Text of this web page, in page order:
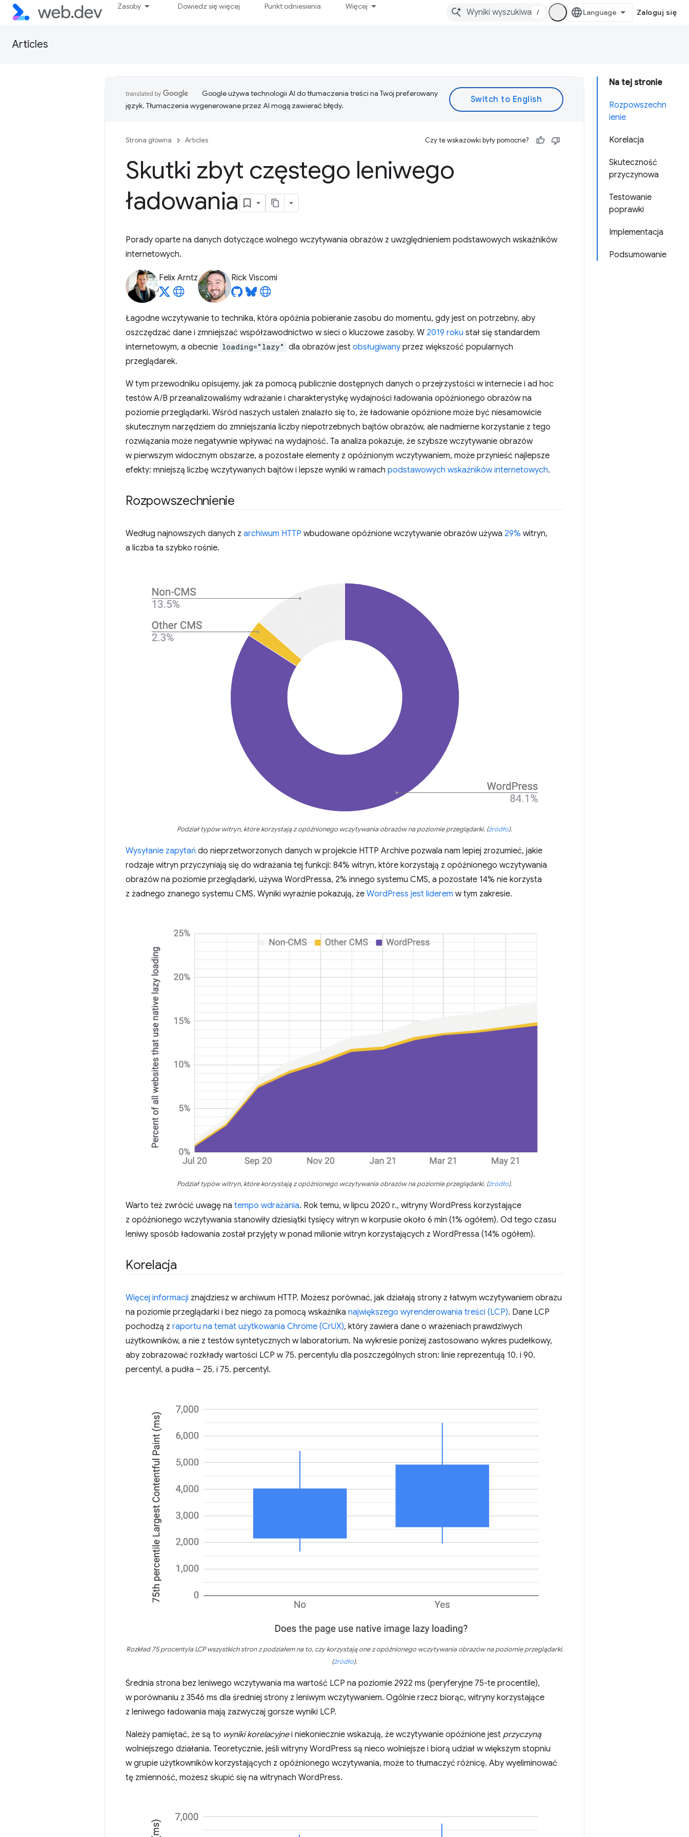
Zasoby Dowiedz się więcej Punkt odniesienia Więcej
/ Zaloguj się
Articles
Na tej stronie
Rozpowszechn
ienie
Korelacja
Skuteczność
przyczynowa
Testowanie
poprawki
Implementacja
Podsumowanie
Google używa technologii AI do tłumaczenia treści na Twój preferowany
język. Tłumaczenia wygenerowane przez AI mogą zawierać błędy.
Strona główna Articles Czy te wskazówki były pomocne?
Skutki zbyt częstego leniwego
ładowania
Porady oparte na danych dotyczące wolnego wczytywania obrazów z uwzględnieniem podstawowych wskaźników
internetowych.
Felix Arntz Rick Viscomi
Łagodne wczytywanie to technika, która opóźnia pobieranie zasobu do momentu, gdy jest on potrzebny, aby
oszczędzać dane i zmniejszać współzawodnictwo w sieci o kluczowe zasoby. W 2019 roku stał się standardem
internetowym, a obecnie loading="lazy" dla obrazów jest obsługiwany przez większość popularnych
przeglądarek.
W tym przewodniku opisujemy, jak za pomocą publicznie dostępnych danych o przejrzystości w internecie i ad hoc
testów A/B przeanalizowaliśmy wdrażanie i charakterystykę wydajności ładowania opóźnionego obrazów na
poziomie przeglądarki. Wśród naszych ustaleń znalazło się to, że ładowanie opóźnione może być niesamowicie
skutecznym narzędziem do zmniejszania liczby niepotrzebnych bajtów obrazów, ale nadmierne korzystanie z tego
rozwiązania może negatywnie wpływać na wydajność. Ta analiza pokazuje, że szybsze wczytywanie obrazów
w pierwszym widocznym obszarze, a pozostałe elementy z opóźnionym wczytywaniem, może przynieść najlepsze
efekty: mniejszą liczbę wczytywanych bajtów i lepsze wyniki w ramach podstawowych wskaźników internetowych.
Rozpowszechnienie
Według najnowszych danych z archiwum HTTP wbudowane opóźnione wczytywanie obrazów używa 29% witryn,
a liczba ta szybko rośnie.
Podział typów witryn, które korzystają z opóźnionego wczytywania obrazów na poziomie przeglądarki. (źródło).
Wysyłanie zapytań do nieprzetworzonych danych w projekcie HTTP Archive pozwala nam lepiej zrozumieć, jakie
rodzaje witryn przyczyniają się do wdrażania tej funkcji: 84% witryn, które korzystają z opóźnionego wczytywania
obrazów na poziomie przeglądarki, używa WordPressa, 2% innego systemu CMS, a pozostałe 14% nie korzysta
z żadnego znanego systemu CMS. Wyniki wyraźnie pokazują, że WordPress jest liderem w tym zakresie.
Podział typów witryn, które korzystają z opóźnionego wczytywania obrazów na poziomie przeglądarki. (źródło).
Warto też zwrócić uwagę na tempo wdrażania. Rok temu, w lipcu 2020 r., witryny WordPress korzystające
z opóźnionego wczytywania stanowiły dziesiątki tysięcy witryn w korpusie około 6 mln (1% ogółem). Od tego czasu
leniwy sposób ładowania został przyjęty w ponad milionie witryn korzystających z WordPressa (14% ogółem).
Korelacja
Więcej informacji znajdziesz w archiwum HTTP. Możesz porównać, jak działają strony z łatwym wczytywaniem obrazu
na poziomie przeglądarki i bez niego za pomocą wskaźnika największego wyrenderowania treści (LCP). Dane LCP
pochodzą z raportu na temat użytkowania Chrome (CrUX), który zawiera dane o wrażeniach prawdziwych
użytkowników, a nie z testów syntetycznych w laboratorium. Na wykresie poniżej zastosowano wykres pudełkowy,
aby zobrazować rozkłady wartości LCP w 75. percentylu dla poszczególnych stron: linie reprezentują 10. i 90.
percentyl, a pudła – 25. i 75. percentyl.
Rozkład 75 procentyla LCP wszystkich stron z podziałem na to, czy korzystają one z opóźnionego wczytywania obrazów na poziomie przeglądarki.
(źródło).
Średnia strona bez leniwego wczytywania ma wartość LCP na poziomie 2922 ms (peryferyjne 75-te procentile),
w porównaniu z 3546 ms dla średniej strony z leniwym wczytywaniem. Ogólnie rzecz biorąc, witryny korzystające
z leniwego ładowania mają zazwyczaj gorsze wyniki LCP.
Należy pamiętać, że są to wyniki korelacyjnei niekoniecznie wskazują, że wczytywanie opóźnione jest przyczyną
wolniejszego działania. Teoretycznie, jeśli witryny WordPress są nieco wolniejsze i biorą udział w większym stopniu
w grupie użytkowników korzystających z opóźnionego wczytywania, może to tłumaczyć różnicę. Aby wyeliminować
tę zmienność, możesz skupić się na witrynach WordPress.